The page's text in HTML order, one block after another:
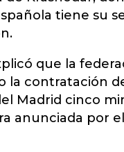
tiene su
que la
la contratación
Madrid cinco
anunciada por